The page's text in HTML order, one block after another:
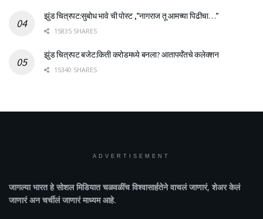
झुंड चित्रपट:सुबोध भावे ची पोस्ट ,”नागराज तू आमच्या पिढीचा…”
15835 SHARES
झुंड चित्रपट बजेट:किती करोडमध्ये बनला? आतापर्यँतचे कलेक्शन
15340 SHARES
ADVERTISEMENT
जागल्या भारतहे सोशल मिडियात चळवळींच विश्वासार्हतेने वाचलं जाणारं, शेअर केलं
जाणारं अन चर्चीलं जाणारं माध्यम आहे.